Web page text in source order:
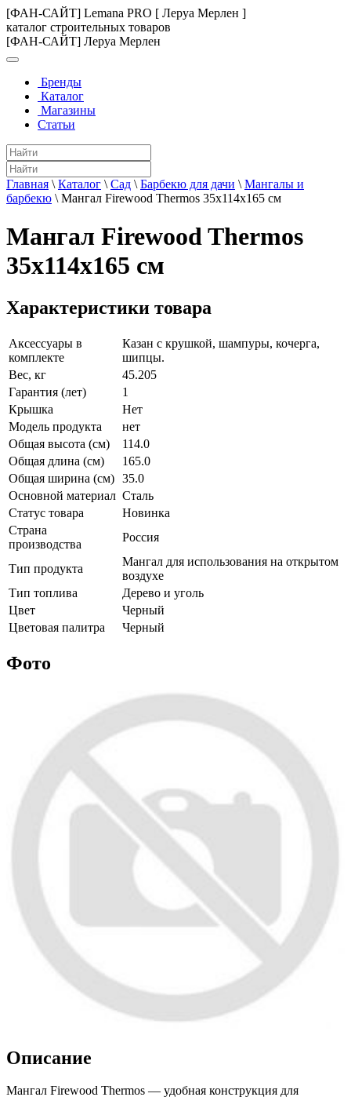
[ФАН-САЙТ] Lemana PRO [ Леруа Мерлен ]
каталог строительных товаров
[ФАН-САЙТ] Леруа Мерлен
Бренды
Каталог
Магазины
Статьи
Главная \ Каталог \ Сад \ Барбекю для дачи \ Мангалы и
барбекю \ Мангал Firewood Thermos 35x114x165 см
Мангал Firewood Thermos
35x114x165 см
Характеристики товара
Аксессуары в
комплекте
Казан с крушкой, шампуры, кочерга,
шипцы.
Вес, кг
45.205
Гарантия (лет)
1
Крышка
Нет
Модель продукта
нет
Общая высота (см)
114.0
Общая длина (см)
165.0
Общая ширина (см) 35.0
Основной материал Сталь
Статус товара
Новинка
Страна
производства
Россия
Тип продукта
Мангал для использования на открытом
воздухе
Тип топлива
Дерево и уголь
Цвет
Черный
Цветовая палитра
Черный
Фото
Описание
Мангал Firewood Thermos — удобная конструкция для